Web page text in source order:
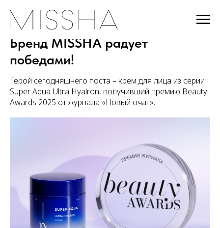
Бренд MISSHA радует
победами!
Герой сегодняшнего поста – крем для лица из серии
Super Aqua Ultra Hyalron, получивший премию Beauty
Awards 2025 от журнала «Новый очаг».